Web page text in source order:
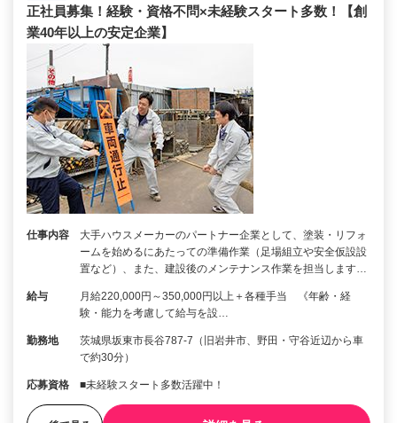
正社員募集！経験・資格不問×未経験スタート多数！【創
業40年以上の安定企業】
仕事内容
大手ハウスメーカーのパートナー企業として、塗装・リフォ
ームを始めるにあたっての準備作業（足場組立や安全仮設設
置など）、また、建設後のメンテナンス作業を担当します…
給与
月給220,000円～350,000円以上＋各種手当 《年齢・経
験・能力を考慮して給与を設…
勤務地
茨城県坂東市長谷787-7（旧岩井市、野田・守谷近辺から車
で約30分）
応募資格 ■未経験スタート多数活躍中！